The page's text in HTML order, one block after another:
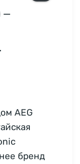
—
AEG
бренд